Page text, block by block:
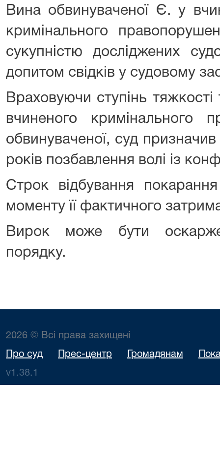
Вина обвинуваченої Є. у
кримінального
сукупністю досліджених
допитом свідків у судовому
Враховуючи ступінь тяжкості
вчиненого кримінального
обвинуваченої, суд
років позбавлення волі із
Строк відбування
моменту її фактичного
Вирок може бути
порядку.
2026 © Всі права захищені
Про суд Прес-центр Громадянам
v1.38.1